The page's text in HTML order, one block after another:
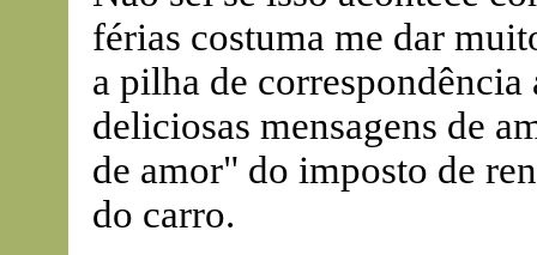
férias costuma me dar
a pilha de
deliciosas mensagens de
de amor" do imposto de
do carro.